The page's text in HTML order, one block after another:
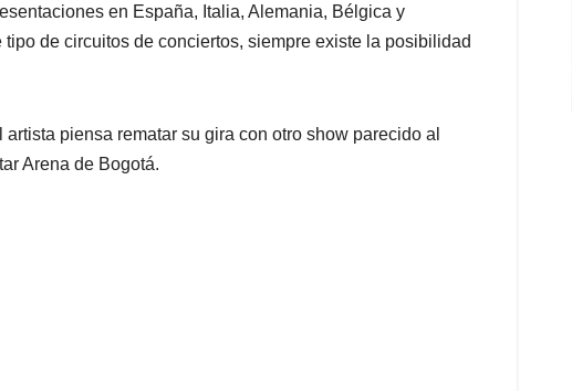
en España, Italia, Alemania, Bélgica y
de circuitos de conciertos, siempre existe la posibilidad
piensa rematar su gira con otro show parecido al
Arena de Bogotá.